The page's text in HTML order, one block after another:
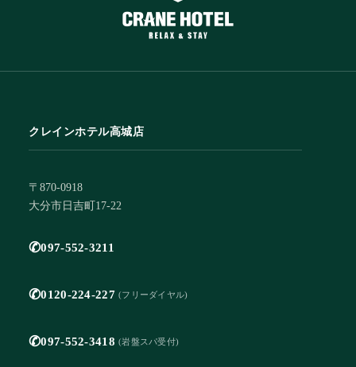
クレインホテル高城店
〒870-0918
大分市日吉町17-22
✆097-552-3211
✆0120-224-227 (フリーダイヤル)
✆097-552-3418 (岩盤スパ受付)